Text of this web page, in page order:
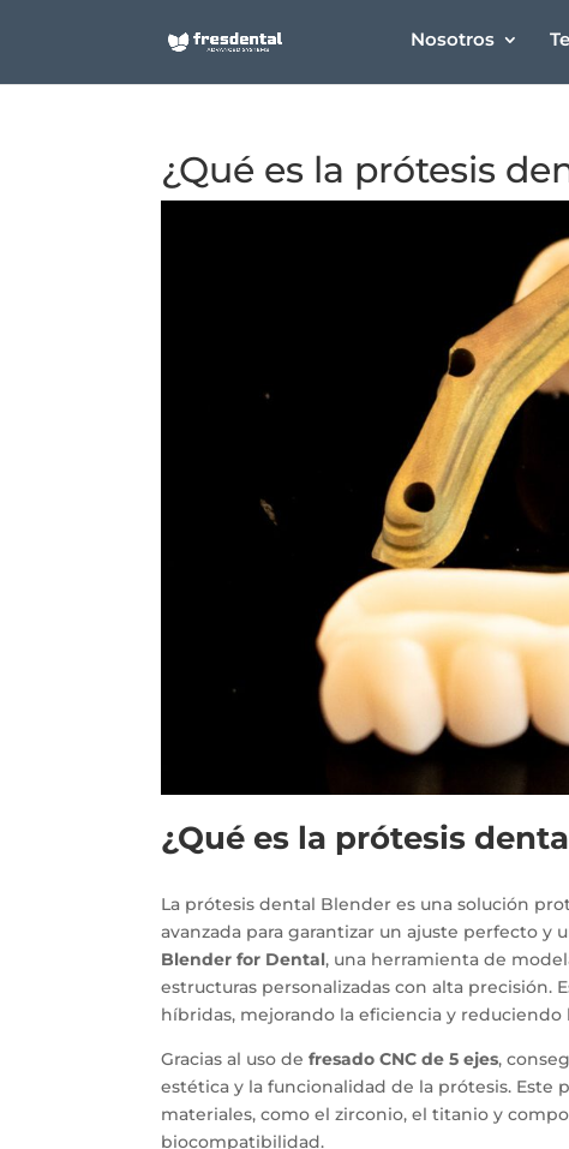
Nosotros
¿Qué es la prótesis
¿Qué es la prótesis
La prótesis dental Blender es una solución
avanzada para garantizar un ajuste perfecto
Blender for Dental, una herramienta de
estructuras personalizadas con alta precisión.
híbridas, mejorando la eficiencia y
Gracias al uso defresado CNC de 5 ejes,
estética y la funcionalidad de la prótesis.
materiales, como el zirconio, el titanio y
biocompatibilidad.